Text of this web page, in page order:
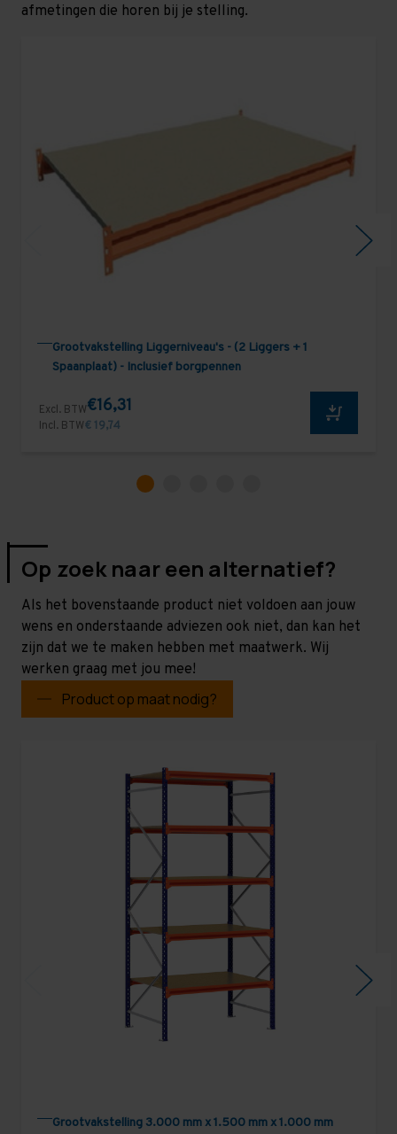
afmetingen die horen bij je stelling.
Grootvakstelling Liggerniveau's - (2 Liggers + 1
Spaanplaat) - Inclusief borgpennen
Excl. BTW€16,31
Incl. BTW€ 19,74
Op zoek naar een alternatief?
Als het bovenstaande product niet voldoen aan jouw
wens en onderstaande adviezen ook niet, dan kan het
zijn dat we te maken hebben met maatwerk. Wij
werken graag met jou mee!
Product op maat nodig?
Grootvakstelling 3.000 mm x 1.500 mm x 1.000 mm